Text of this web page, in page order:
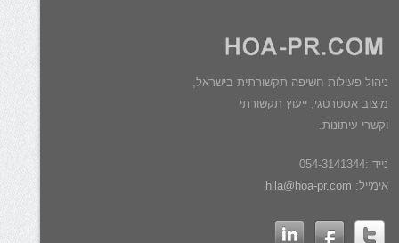
ניהול פעילות חשיפה תקשורתית בישראל,
מיצוב אסטרטגי, ייעוץ תקשורתי
וקשרי עיתונות.
נייד :054-3141344
אימייל: hila@hoa-pr.com